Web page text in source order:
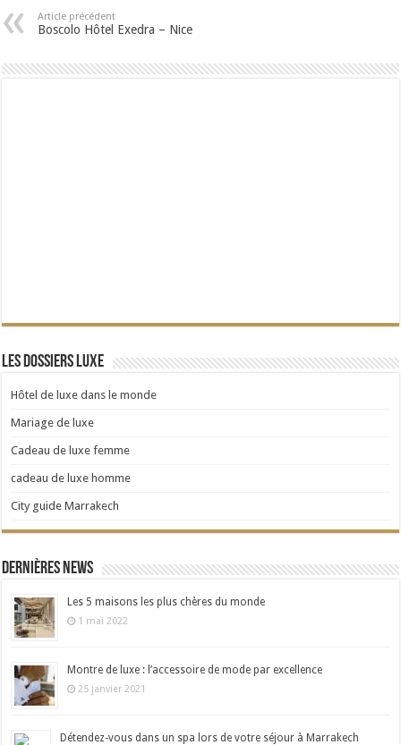
Article précédent
Boscolo Hôtel Exedra – Nice
Les dossiers Luxe
Hôtel de luxe dans le monde
Mariage de luxe
Cadeau de luxe femme
cadeau de luxe homme
City guide Marrakech
Dernières news
Les 5 maisons les plus chères du monde
1 mai 2022
Montre de luxe : l’accessoire de mode par excellence
25 janvier 2021
Détendez-vous dans un spa lors de votre séjour à Marrakech